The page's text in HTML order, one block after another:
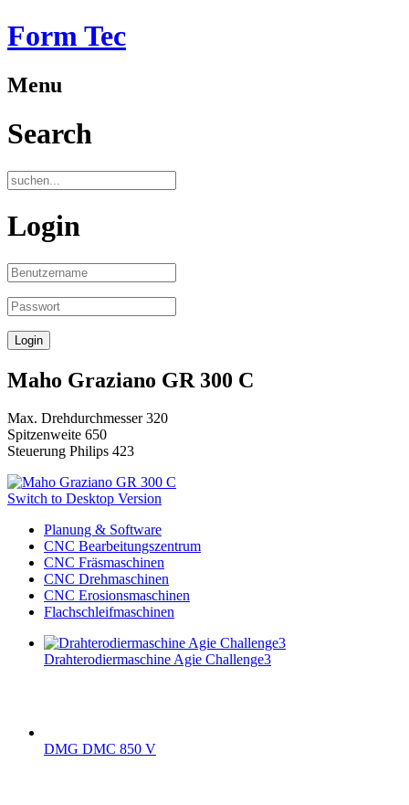
Form Tec
Menu
Search
Login
Maho Graziano GR 300 C
Max. Drehdurchmesser 320
Spitzenweite 650
Steuerung Philips 423
Switch to Desktop Version
Planung & Software
CNC Bearbeitungszentrum
CNC Fräsmaschinen
CNC Drehmaschinen
CNC Erosionsmaschinen
Flachschleifmaschinen
Drahterodiermaschine Agie Challenge3
DMG DMC 850 V